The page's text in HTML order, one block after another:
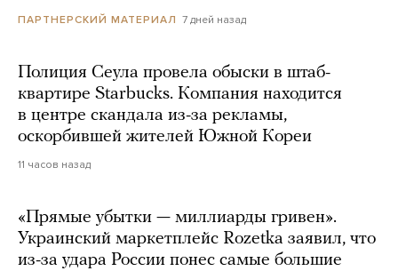
ПАРТНЕРСКИЙ МАТЕРИАЛ 7 дней назад
Полиция Сеула провела обыски в штаб-
квартире Starbucks. Компания находится
в центре скандала из-за рекламы,
оскорбившей жителей Южной Кореи
11 часов назад
«Прямые убытки — миллиарды гривен».
Украинский маркетплейс Rozetka заявил, что
из-за удара России понес самые большие